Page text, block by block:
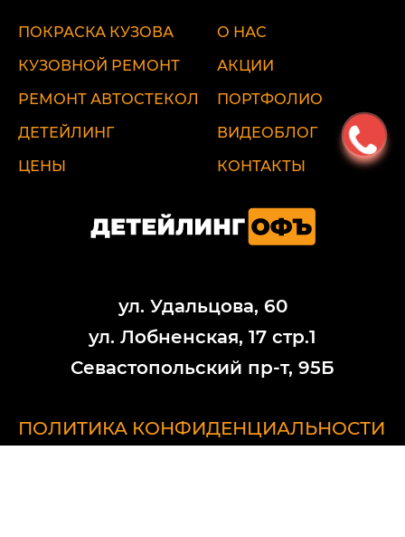
ПОКРАСКА КУЗОВА
КУЗОВНОЙ РЕМОНТ
РЕМОНТ АВТОСТЕКОЛ
ДЕТЕЙЛИНГ
ЦЕНЫ
О НАС
АКЦИИ
ПОРТФОЛИО
ВИДЕОБЛОГ
КОНТАКТЫ
ул. Удальцова, 60
ул. Лобненская, 17 стр.1
Севастопольский пр-т, 95Б
ПОЛИТИКА КОНФИДЕНЦИАЛЬНОСТИ